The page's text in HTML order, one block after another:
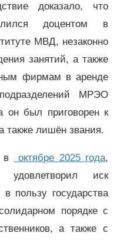
доказало, что
доцентом в
МВД, незаконно
занятий, а также
фирмам в аренде
МРЭО
он был приговорен к
также лишён звания.
в октябре 2025 года,
иск
пользу государства
порядке с
а также с